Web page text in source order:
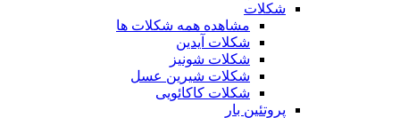
شکلات
مشاهده همه شکلات ها
شکلات آیدین
شکلات شونیز
شکلات شیرین عسل
شکلات کاکائویی
پروتئین بار